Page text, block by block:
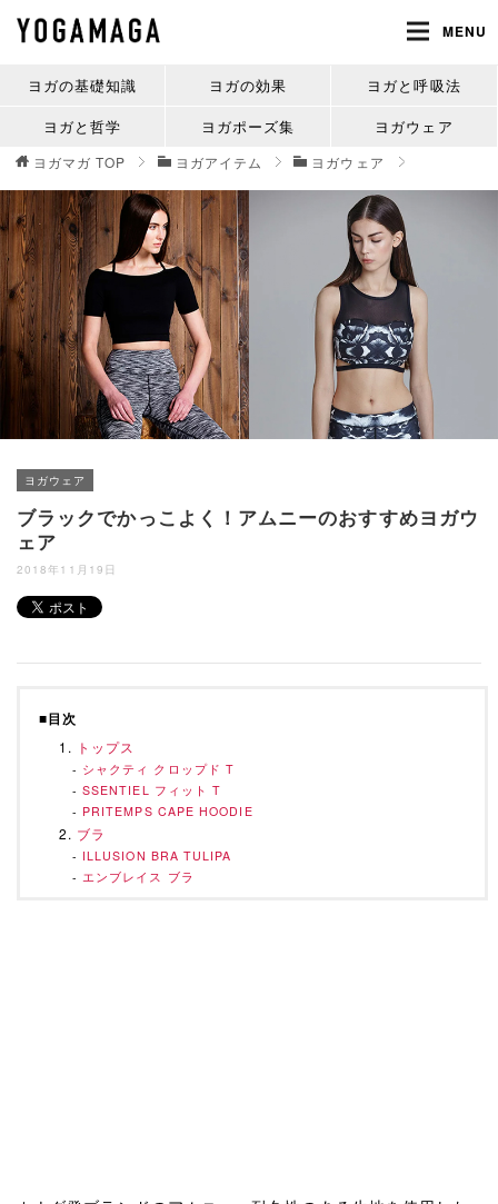
MENU
ヨガの基礎知識 ヨガの効果
ヨガと呼吸法
ヨガと哲学
ヨガポーズ集 ヨガウェア
ヨガマガ TOP ヨガアイテム ヨガウェア
ヨガウェア
ブラックでかっこよく！アムニーのおすすめヨガウ
ェア
2018年11月19日
■目次
トップス
シャクティ クロップド T
SSENTIEL フィット T
PRITEMPS CAPE HOODIE
ブラ
ILLUSION BRA TULIPA
エンブレイス ブラ